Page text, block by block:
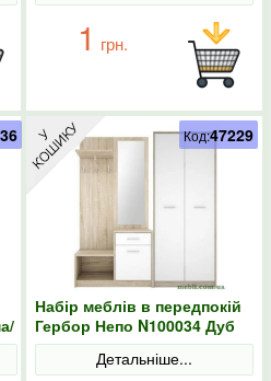
1 грн.
Набір меблів в передпокій
Гербор Непо N100034 Дуб
сонома/Німфея альба
Детальніше...
Код:47229